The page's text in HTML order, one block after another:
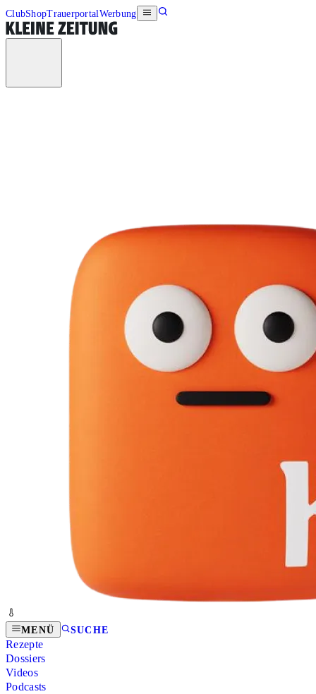
ClubShopTrauerportalWerbung
MENÜ SUCHE
Rezepte
Dossiers
Videos
Podcasts